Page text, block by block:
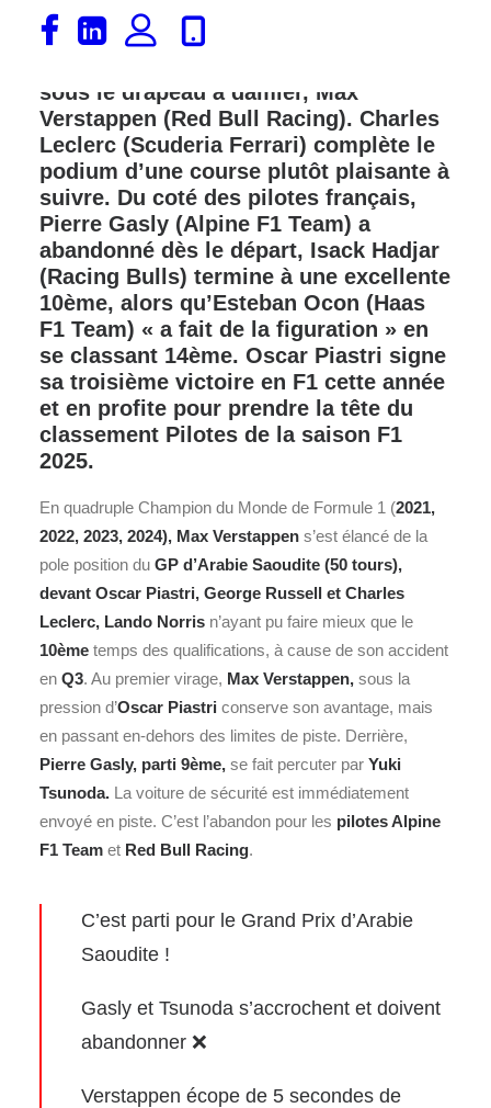
Dans la nuit de Djeddah, Oscar Piastri
(McLaren Racing) remporte le GP
sous le drapeau à damier, Max
Verstappen (Red Bull Racing). Charles
Leclerc (Scuderia Ferrari) complète le
podium d’une course plutôt plaisante à
suivre. Du coté des pilotes français,
Pierre Gasly (Alpine F1 Team) a
abandonné dès le départ, Isack Hadjar
(Racing Bulls) termine à une excellente
10ème, alors qu’Esteban Ocon (Haas
F1 Team) « a fait de la figuration » en
se classant 14ème. Oscar Piastri signe
sa troisième victoire en F1 cette année
et en profite pour prendre la tête du
classement Pilotes de la saison F1
2025.
En quadruple Champion du Monde de Formule 1 (2021,
2022, 2023, 2024), Max Verstappen s’est élancé de la
pole position du GP d’Arabie Saoudite (50 tours),
devant Oscar Piastri, George Russell et Charles
Leclerc, Lando Norris n’ayant pu faire mieux que le
10ème temps des qualifications, à cause de son accident
en Q3. Au premier virage, Max Verstappen, sous la
pression d’Oscar Piastri conserve son avantage, mais
en passant en-dehors des limites de piste. Derrière,
Pierre Gasly, parti 9ème, se fait percuter par Yuki
Tsunoda. La voiture de sécurité est immédiatement
envoyé en piste. C’est l’abandon pour les pilotes Alpine
F1 Team et Red Bull Racing.
C’est parti pour le Grand Prix d’Arabie
Saoudite !
Gasly et Tsunoda s’accrochent et doivent
abandonner ❌
Verstappen écope de 5 secondes de